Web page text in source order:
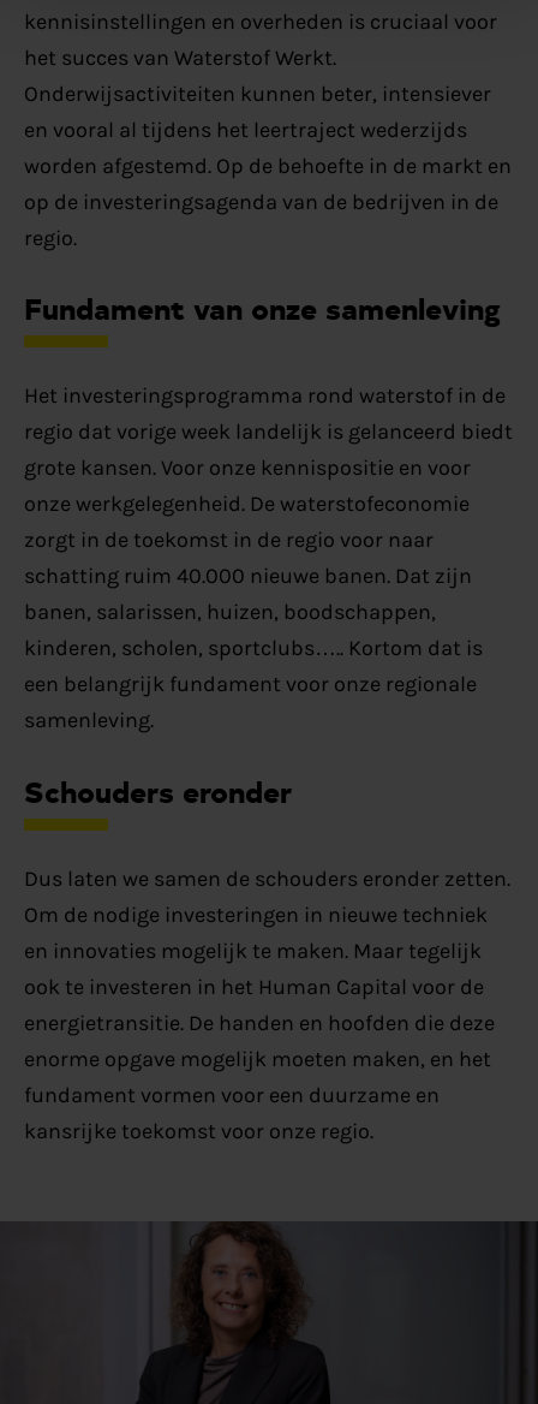
kennisinstellingen en overheden is cruciaal voor
het succes van Waterstof Werkt.
Onderwijsactiviteiten kunnen beter, intensiever
en vooral al tijdens het leertraject wederzijds
worden afgestemd. Op de behoefte in de markt en
op de investeringsagenda van de bedrijven in de
regio.
Fundament van onze samenleving
Het investeringsprogramma rond waterstof in de
regio dat vorige week landelijk is gelanceerd biedt
grote kansen. Voor onze kennispositie en voor
onze werkgelegenheid. De waterstofeconomie
zorgt in de toekomst in de regio voor naar
schatting ruim 40.000 nieuwe banen. Dat zijn
banen, salarissen, huizen, boodschappen,
kinderen, scholen, sportclubs….. Kortom dat is
een belangrijk fundament voor onze regionale
samenleving.
Schouders eronder
Dus laten we samen de schouders eronder zetten.
Om de nodige investeringen in nieuwe techniek
en innovaties mogelijk te maken. Maar tegelijk
ook te investeren in het Human Capital voor de
energietransitie. De handen en hoofden die deze
enorme opgave mogelijk moeten maken, en het
fundament vormen voor een duurzame en
kansrijke toekomst voor onze regio.